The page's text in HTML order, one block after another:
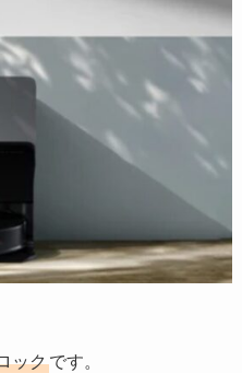
ックです。